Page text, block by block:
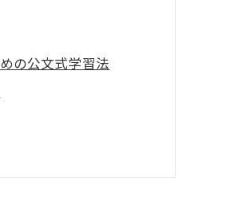
の公文式学習法